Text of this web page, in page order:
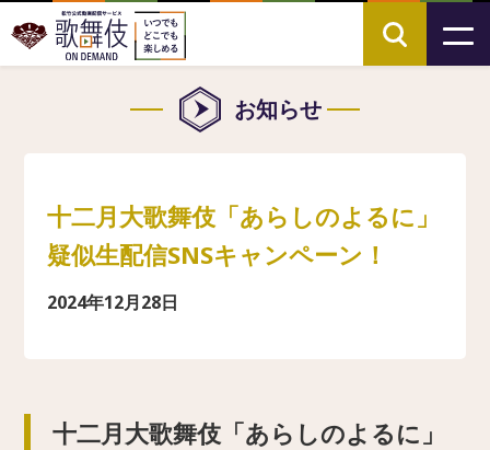
お知らせ
十二月大歌舞伎「あらしのよるに」
疑似生配信SNSキャンペーン！
2024年12月28日
十二月大歌舞伎「あらしのよるに」